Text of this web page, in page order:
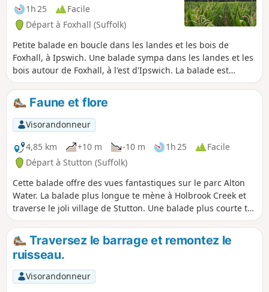
1h 25
Facile
Départ à Foxhall (Suffolk)
Petite balade en boucle dans les landes et les bois de
Foxhall, à Ipswich. Une balade sympa dans les landes et les
bois autour de Foxhall, à l'est d'Ipswich. La balade est
courte, mais c'est quand même une bonne façon de passer
une heure ou deux. Des bois naturels, un ruisseau qui
coule et, si tu regardes bien, tu verras peut-être même ce
qu'il reste de l'église All Saints de Foxhall.
Faune et flore
Visorandonneur
4,85 km
+10 m -10 m 1h 25
Facile
Départ à Stutton (Suffolk)
Cette balade offre des vues fantastiques sur le parc Alton
Water. La balade plus longue te mène à Holbrook Creek et
traverse le joli village de Stutton. Une balade plus courte te
permet de visiter une réserve naturelle et le Tattingstone
Clifton Wonder, un bâtiment conçu pour tromper l'œil !
Traversez le barrage et remontez le
ruisseau.
Visorandonneur